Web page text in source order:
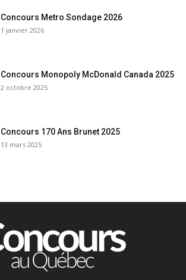
Concours Metro Sondage 2026
1 janvier 2026
Concours Monopoly McDonald Canada 2025
2 octobre 2025
Concours 170 Ans Brunet 2025
13 mars 2025